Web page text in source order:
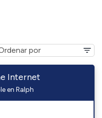
Internet
en Ralph